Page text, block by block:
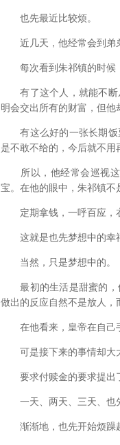
也先最近比较烦。
近几天，他经常会到弟
每次看到朱祁镇的时候，
有了这个人，就能不断
明会交出所有的财富，但他
有这么好的一张长期饭
是不敢不给的，今后就不用
所以，他经常会巡视这
宝。在他的眼中，朱祁镇不
定期拿钱，一呼百应，
这就是也先梦想中的幸
当然，只是梦想中的。
最初的生活是甜蜜的，他
做出的反应自然不是放人，
在他看来，皇帝在自己手
可是接下来的事情却大
要求付赎金的要求提出了
一天、两天、三天、也先
渐渐地，也先开始烦躁起